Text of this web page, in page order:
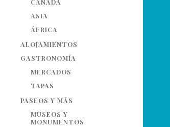
CANADÁ
ASIA
ÁFRICA
ALOJAMIENTOS
GASTRONOMÍA
MERCADOS
TAPAS
PASEOS Y MÁS
MUSEOS Y
MONUMENTOS